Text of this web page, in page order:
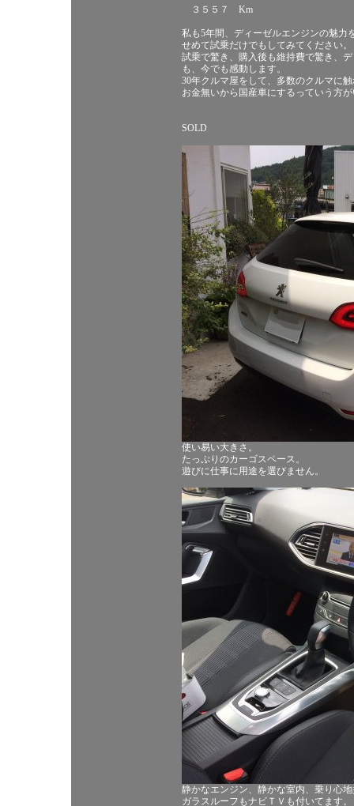
３５５７ Km
私も5年間、ディーゼルエンジンの魅力
せめて試乗だけでもしてみてください。
試乗で驚き、購入後も維持費で驚き、
も、今でも感動します。
30年クルマ屋をして、多数のクルマに
お金無いから国産車にするっていう方
SOLD
使い易い大きさ。
たっぷりのカーゴスペース。
遊びに仕事に用途を選びません。
静かなエンジン、静かな室内、乗り心
ガラスルーフもナビＴＶも付いてます。